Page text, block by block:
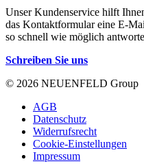
Unser Kundenservice hilft
das Kontaktformular eine E-
so schnell wie möglich
Schreiben Sie uns
© 2026 NEUENFELD Group
AGB
Datenschutz
Widerrufsrecht
Cookie-Einstellungen
Impressum